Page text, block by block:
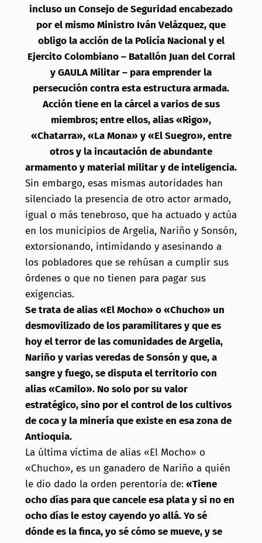
incluso un Consejo de Seguridad encabezado
por el mismo Ministro Iván Velázquez, que
obligo la acción de la Policía Nacional y el
Ejercito Colombiano – Batallón Juan del Corral
y GAULA Militar – para emprender la
persecución contra esta estructura armada.
Acción tiene en la cárcel a varios de sus
miembros; entre ellos, alias «Rigo»,
«Chatarra», «La Mona» y «El Suegro», entre
otros y la incautación de abundante
armamento y material militar y de inteligencia.
Sin embargo, esas mismas autoridades han
silenciado la presencia de otro actor armado,
igual o más tenebroso, que ha actuado y actúa
en los municipios de Argelia, Nariño y Sonsón,
extorsionando, intimidando y asesinando a
los pobladores que se rehúsan a cumplir sus
órdenes o que no tienen para pagar sus
exigencias.
Se trata de alias «El Mocho» o «Chucho» un
desmovilizado de los paramilitares y que es
hoy el terror de las comunidades de Argelia,
Nariño y varias veredas de Sonsón y que, a
sangre y fuego, se disputa el territorio con
alias «Camilo». No solo por su valor
estratégico, sino por el control de los cultivos
de coca y la minería que existe en esa zona de
Antioquia.
La última víctima de alias «El Mocho» o
«Chucho», es un ganadero de Nariño a quién
le dio dado la orden perentoria de:«Tiene
ocho días para que cancele esa plata y si no en
ocho días le estoy cayendo yo allá. Yo sé
dónde es la finca, yo sé cómo se mueve, y se